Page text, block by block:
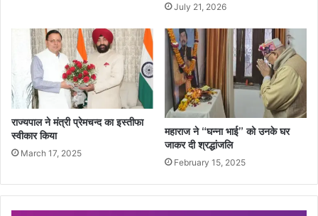
July 21, 2026
राज्यपाल ने मंत्री प्रेमचन्द का इस्तीफा
स्वीकार किया
March 17, 2025
महाराज ने “घन्ना भाई” को उनके घर
जाकर दी श्रद्धांजलि
February 15, 2025